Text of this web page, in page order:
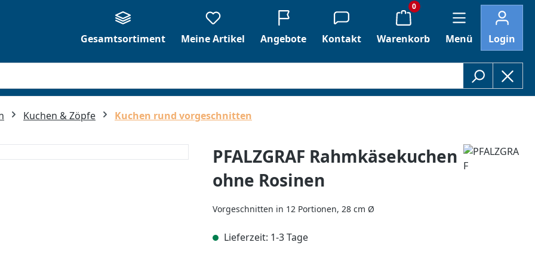
Gesamtsortiment
Meine Artikel Angebote Kontakt
0
Warenkorb Menü Login
Kuchen & Zöpfe Kuchen rund vorgeschnitten
PFALZGRAF Rahmkäsekuchen
ohne Rosinen
Vorgeschnitten in 12 Portionen, 28 cm Ø
Lieferzeit: 1-3 Tage